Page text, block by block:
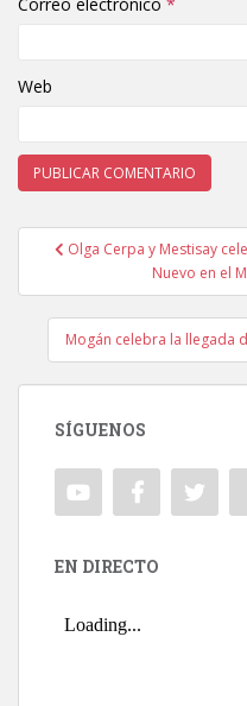
Correo electrónico *
Web
Navegación de
Olga Cerpa y Mestisay
Nuevo en el
Mogán celebra la llegada
SÍGUENOS
EN DIRECTO